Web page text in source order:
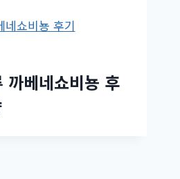
까베네쇼비뇽 후